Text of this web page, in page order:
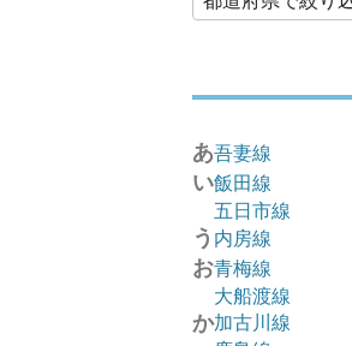
あ吾妻線
い飯田線
五日市線
う 内房線
お青梅線
大船渡線
か加古川線